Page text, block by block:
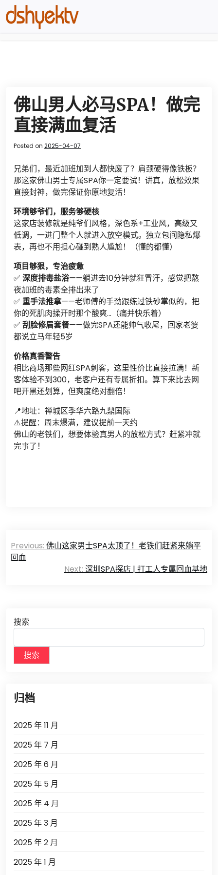
佛山男人必马SPA！做完
直接满血复活
Posted on 2025-04-07
兄弟们，最近加班加到人都快废了？肩颈硬得像铁板？
那这家佛山男士专属SPA你一定要试！讲真，放松效果
直接封神，做完保证你原地复活！
环境够爷们，服务够硬核
这家店装修就是纯爷们风格，深色系+工业风，高级又
低调，一进门整个人就进入放空模式。独立包间隐私爆
表，再也不用担心碰到熟人尴尬！（懂的都懂）
项目够狠，专治疲惫
✅ 深度排毒盐浴——躺进去10分钟就狂冒汗，感觉把熬
夜加班的毒素全排出来了
✅ 重手法推拿——老师傅的手劲跟练过铁砂掌似的，把
你的死肌肉揉开时那个酸爽…（痛并快乐着）
✅ 刮脸修眉套餐——做完SPA还能帅气收尾，回家老婆
都说立马年轻5岁
价格真香警告
相比商场那些网红SPA刺客，这里性价比直接拉满！新
客体验不到300，老客户还有专属折扣。算下来比去网
吧开黑还划算，但爽度绝对翻倍！
📍地址：禅城区季华六路九鼎国际
⚠️提醒：周末爆满，建议提前一天约
佛山的老铁们，想要体验真男人的放松方式？赶紧冲就
完事了！
文
章
Previous: 佛山这家男士SPA太顶了！老铁们赶紧来躺平
回血
Next: 深圳SPA探店 | 打工人专属回血基地
搜索
搜索
归档
2025 年 11 月
2025 年 7 月
2025 年 6 月
2025 年 5 月
2025 年 4 月
2025 年 3 月
2025 年 2 月
2025 年 1 月